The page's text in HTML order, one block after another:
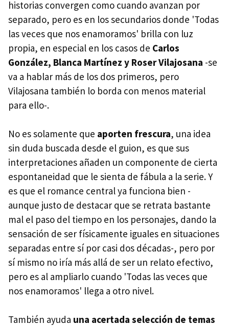
historias convergen como cuando avanzan por
separado, pero es en los secundarios donde 'Todas
las veces que nos enamoramos' brilla con luz
propia, en especial en los casos de Carlos
González, Blanca Martínez y Roser Vilajosana -se
va a hablar más de los dos primeros, pero
Vilajosana también lo borda con menos material
para ello-.
No es solamente que aporten frescura, una idea
sin duda buscada desde el guion, es que sus
interpretaciones añaden un componente de cierta
espontaneidad que le sienta de fábula a la serie. Y
es que el romance central ya funciona bien -
aunque justo de destacar que se retrata bastante
mal el paso del tiempo en los personajes, dando la
sensación de ser físicamente iguales en situaciones
separadas entre sí por casi dos décadas-, pero por
sí mismo no iría más allá de ser un relato efectivo,
pero es al ampliarlo cuando 'Todas las veces que
nos enamoramos' llega a otro nivel.
También ayuda una acertada selección de temas